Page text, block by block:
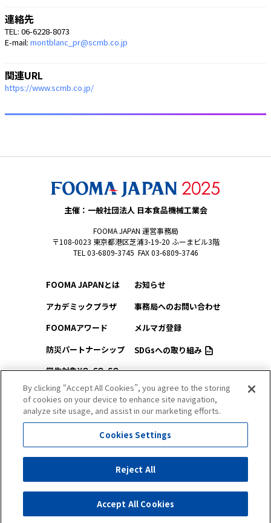
連絡先
TEL: 06-6228-8073
E-mail: montblanc_pr@scmb.co.jp
関連URL
https://www.scmb.co.jp/
主催：一般社団法人 日本食品機械工業会
FOOMA JAPAN 運営事務局
〒108-0023 東京都港区芝浦3-19-20 ふーまビル3階
TEL 03-6809-3745 FAX 03-6809-3746
FOOMA JAPANとは
アカデミックプラザ
FOOMAアワード
防災パートナーシップ
学生対象YO-CO-SO
（ようこそ）FOOMA
会場アクセス
会場マップ
出展社情報
セミナー・シンポジウム
お知らせ
事務局へのお問い合わせ
メルマガ登録
SDGsへの取り組み
プライバシーポリシー
サイトマップ
All Right Reserved. Copyright (c) FOOMA JAPAN Secretariat
By clicking “Accept All Cookies”, you agree to the storing
of cookies on your device to enhance site navigation,
analyze site usage, and assist in our marketing efforts.
Cookies Settings
Reject All
Accept All Cookies